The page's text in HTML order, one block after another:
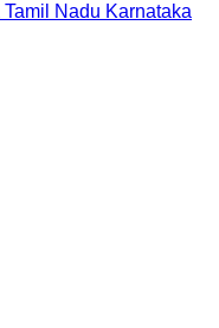
Tamil Nadu Karnataka